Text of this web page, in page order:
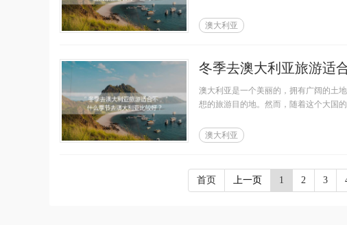
澳大利亚
冬季去澳大利亚旅游适
澳大利亚是一个美丽的，拥有广阔的土
想的旅游目的地。然而，随着这个大国
澳大利亚
首页 上一页 1 2 3